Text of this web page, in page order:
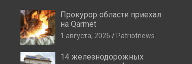
Прокурор области приехал
на Qarmet
1 августа, 2026 Patriotnews
14 железнодорожных